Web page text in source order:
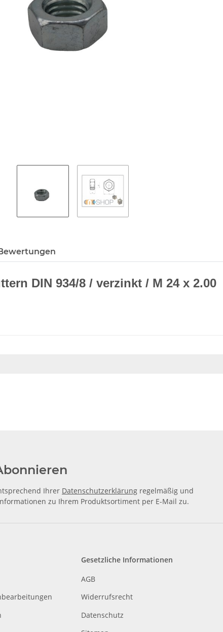
DIN 934/8 / verzinkt / M 24 x 2.00
Ihrer Datenschutzerklärung regelmäßig und
zu Ihrem Produktsortiment per E-Mail zu.
Gesetzliche Informationen
AGB
Widerrufsrecht
Datenschutz